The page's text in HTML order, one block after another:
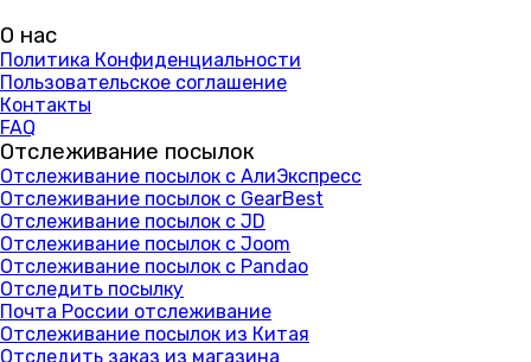
О нас
Политика Конфиденциальности
Пользовательское соглашение
Контакты
FAQ
Отслеживание посылок
Отслеживание посылок с АлиЭкспресс
Отслеживание посылок с GearBest
Отслеживание посылок с JD
Отслеживание посылок с Joom
Отслеживание посылок с Pandao
Отследить посылку
Почта России отслеживание
Отслеживание посылок из Китая
Отследить заказ из магазина